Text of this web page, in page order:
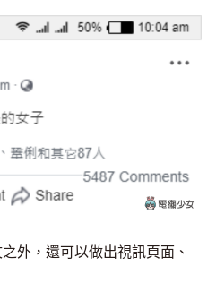
外，還可以做出視訊頁面、